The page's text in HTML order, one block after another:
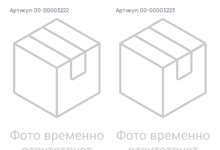
Артикул: 00-00003222 Артикул: 00-00003223